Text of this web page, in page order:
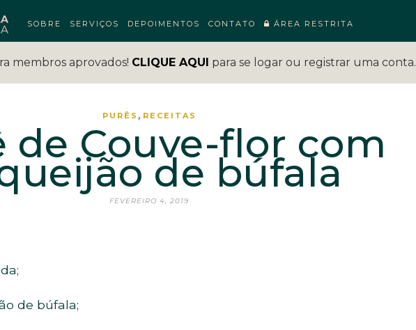
SOBRE SERVIÇOS DEPOIMENTOS CONTATO ÁREA RESTRITA
membros aprovados! CLIQUE AQUI para se logar ou registrar uma conta.
PURÊS , RECEITAS
de Couve-flor com
de búfala
FEVEREIRO 4, 2019
de búfala;